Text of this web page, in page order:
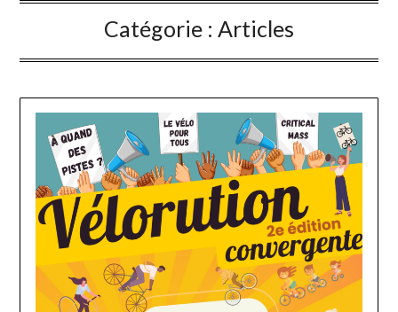
Catégorie : Articles